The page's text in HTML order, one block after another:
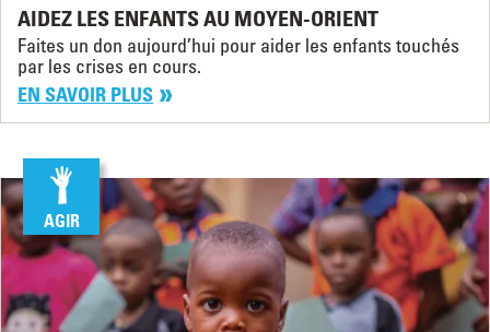
AIDEZ LES ENFANTS AU MOYEN-ORIENT
Faites un don aujourd’hui pour aider les enfants touchés
par les crises en cours.
EN SAVOIR PLUS
AGIR